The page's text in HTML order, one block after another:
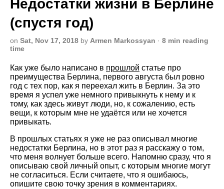
Недостатки жизни в Берлине
(спустя год)
on Sat, Nov 17, 2018 by Armen Markossyan · 8 min reading
time
Как уже было написано в прошлой статье про
преимущества Берлина, первого августа был ровно
год с тех пор, как я переехал жить в Берлин. За это
время я успел уже немного привыкнуть к нему и к
тому, как здесь живут люди, но, к сожалению, есть
вещи, к которым мне не удаётся или не хочется
привыкать.
В прошлых статьях я уже не раз описывал многие
недостатки Берлина, но в этот раз я расскажу о том,
что меня волнует больше всего. Напомню сразу, что я
описываю свой личный опыт, с которым многие могут
не согласиться. Если считаете, что я ошибаюсь,
опишите свою точку зрения в комментариях.